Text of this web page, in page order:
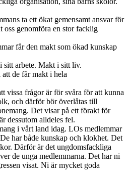
ta ett ökat gemensamt ansvar för
genomföra en stor facklig
får den makt som ökad kunskap
sitt arbete. Makt i sitt liv.
de får makt i hela
vissa frågor är för svåra för att kunna
och därför bör överlåtas till
Det visar på ett förakt för
dessutom alldeles fel.
i vårt land idag. LOs medlemmar
har både kunskap och klokhet. Det
Därför är det ungdomsfackliga
de unga medlemmarna. Det har ni
visat. Ni är mycket goda